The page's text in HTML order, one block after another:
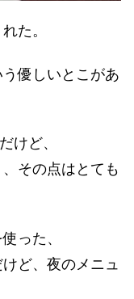
た。
優しいとこがあ
けど、
その点はとても
った、
ど、夜のメニュ